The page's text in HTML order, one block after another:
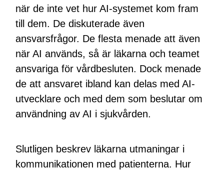
när de inte vet hur AI-systemet kom fram
till dem. De diskuterade även
ansvarsfrågor. De flesta menade att även
när AI används, så är läkarna och teamet
ansvariga för vårdbesluten. Dock menade
de att ansvaret ibland kan delas med AI-
utvecklare och med dem som beslutar om
användning av AI i sjukvården.
Slutligen beskrev läkarna utmaningar i
kommunikationen med patienterna. Hur